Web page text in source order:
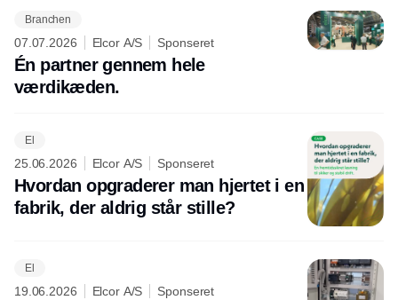
Branchen
07.07.2026 Elcor A/S Sponseret
Én partner gennem hele
værdikæden.
El
25.06.2026 Elcor A/S Sponseret
Hvordan opgraderer man hjertet i en
fabrik, der aldrig står stille?
El
19.06.2026 Elcor A/S Sponseret